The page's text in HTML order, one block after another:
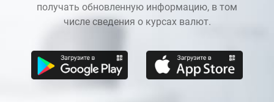
получать обновленную информацию, в том
числе сведения о курсах валют.